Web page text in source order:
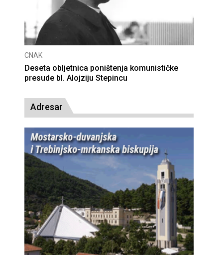
CNAK
Deseta obljetnica poništenja komunističke
presude bl. Alojziju Stepincu
Adresar